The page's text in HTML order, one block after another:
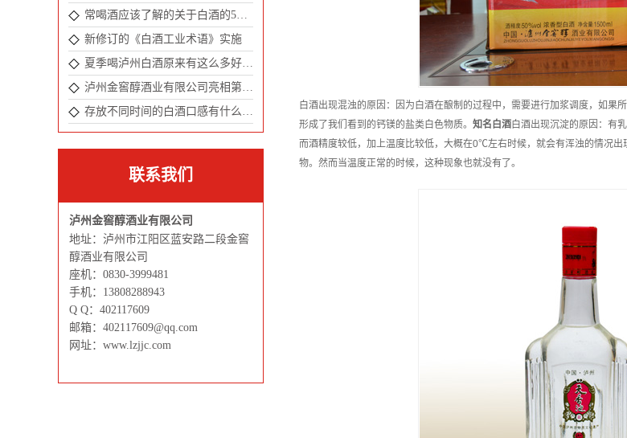
常喝酒应该了解的关于白酒的5个冷知识
新修订的《白酒工业术语》实施
夏季喝泸州白酒原来有这么多好处！
泸州金窖醇酒业有限公司亮相第104届成都全国春季糖酒会
存放不同时间的白酒口感有什么不一样吗 ？
联系我们
泸州金窖醇酒业有限公司
地址：泸州市江阳区蓝安路二段金窖
醇酒业有限公司
座机：0830-3999481
手机：13808288943
Q Q：402117609
邮箱：402117609@qq.com
网址：www.lzjjc.com
白酒出现混浊的原因：因为白酒在酿制的过程中，需要进行加浆调度，如果
形成了我们看到的钙镁的盐类白色物质。 知名 白酒白酒出现沉淀的原因：有
而酒精度较低，加上温度比较低，大概在0℃左右时候，就会有浑浊的情况出
物。然而当温度正常的时候，这种现象也就没有了。